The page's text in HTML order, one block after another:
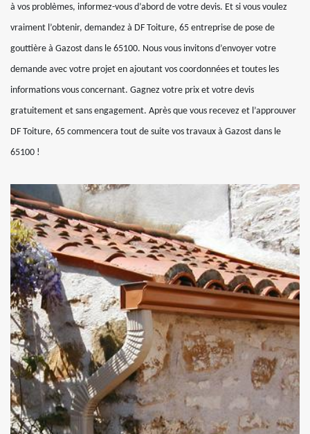
à vos problèmes, informez-vous d’abord de votre devis. Et si vous voulez
vraiment l’obtenir, demandez à DF Toiture, 65 entreprise de pose de
gouttière à Gazost dans le 65100. Nous vous invitons d’envoyer votre
demande avec votre projet en ajoutant vos coordonnées et toutes les
informations vous concernant. Gagnez votre prix et votre devis
gratuitement et sans engagement. Après que vous recevez et l’approuver
DF Toiture, 65 commencera tout de suite vos travaux à Gazost dans le
65100 !